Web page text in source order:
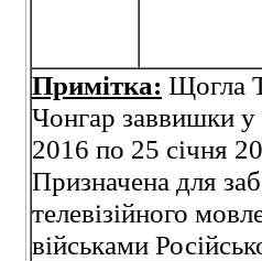
Примітка: Щогла
Чонгар заввишки у
2016 по 25 січня
Призначена для
телевізійного
військами